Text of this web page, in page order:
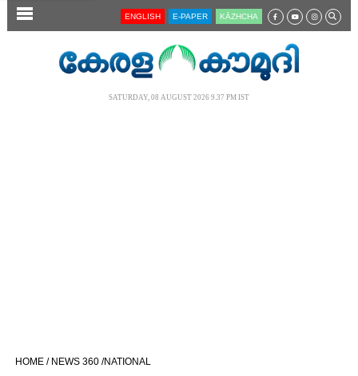
SECTIONS ENGLISH E-PAPER KĀZHCHA
SATURDAY, 08 AUGUST 2026 9.37 PM IST
HOME / NEWS 360 /NATIONAL